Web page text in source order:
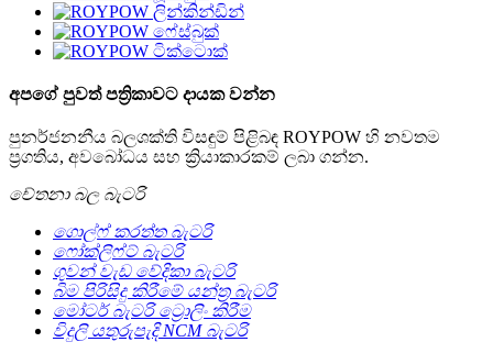
අපගේ පුවත් පත්‍රිකාවට දායක වන්න
පුනර්ජනනීය බලශක්ති විසඳුම් පිළිබඳ ROYPOW හි නවතම
ප්‍රගතිය, අවබෝධය සහ ක්‍රියාකාරකම් ලබා ගන්න.
චේතනා බල බැටරි
ගොල්ෆ් කරත්ත බැටරි
ෆෝක්ලිෆ්ට් බැටරි
ගුවන් වැඩ වේදිකා බැටරි
බිම පිරිසිදු කිරීමේ යන්ත්‍ර බැටරි
මෝටර් බැටරි ට්‍රොලිං කිරීම
විදුලි යතුරුපැදි NCM බැටරි